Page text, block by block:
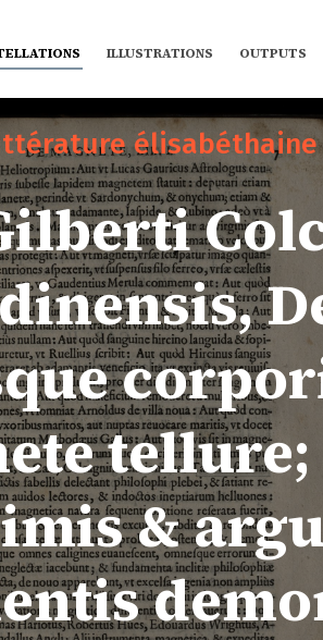
ILLUSTRATIONS OUTPUTS
élisabéthaine
&